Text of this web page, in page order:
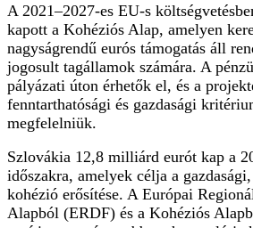
A 2021–2027-es EU-s
kapott a Kohéziós Alap, amelyen
nagyságrendű eurós támogatás áll
jogosult tagállamok számára. A
pályázati úton érhetők el, és a
fenntarthatósági és gazdasági
megfelelniük.
Szlovákia 12,8 milliárd eurót kap a
időszakra, amelyek célja a
kohézió erősítése. A Európai
Alapból (ERDF) és a Kohéziós